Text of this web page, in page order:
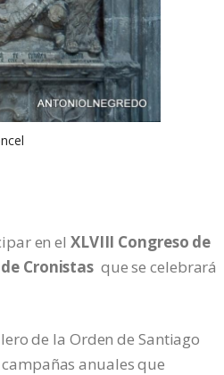
en el XLVIII Congreso de
Cronistas que se celebrará
de la Orden de Santiago
anuales que